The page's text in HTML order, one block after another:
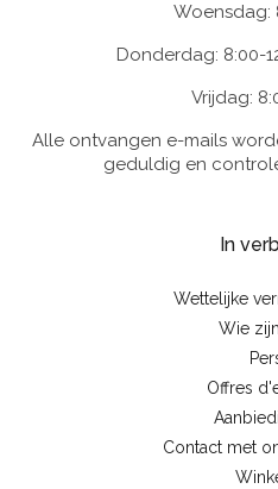
Woensdag:
Donderdag: 8:00-
Vrijdag:
Alle ontvangen e-mails
geduldig en
In
Wettelijke
Wie
Offres
Contact met